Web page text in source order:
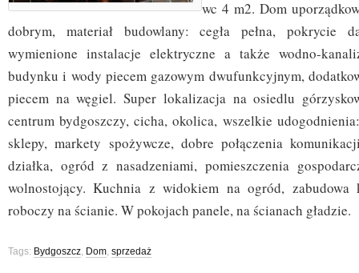
wc 4 m2. Dom
dobrym, materiał budowlany: cegła pełna, pokrycie
wymienione instalacje elektryczne a także wodno-
budynku i wody piecem gazowym dwufunkcyjnym,
piecem na węgiel. Super lokalizacja na osiedlu
centrum bydgoszczy, cicha, okolica, wszelkie
sklepy, markety spożywcze, dobre połączenia
działka, ogród z nasadzeniami, pomieszczenia
wolnostojący. Kuchnia z widokiem na ogród, zabudowa
roboczy na ścianie. W pokojach panele, na ścianach gładzie.
Tags: Bydgoszcz, Dom, sprzedaż